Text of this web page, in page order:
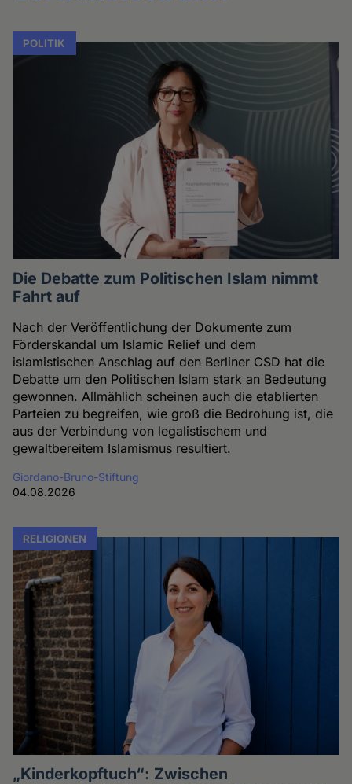
POLITIK
Die Debatte zum Politischen Islam nimmt
Fahrt auf
Nach der Veröffentlichung der Dokumente zum
Förderskandal um Islamic Relief und dem
islamistischen Anschlag auf den Berliner CSD hat die
Debatte um den Politischen Islam stark an Bedeutung
gewonnen. Allmählich scheinen auch die etablierten
Parteien zu begreifen, wie groß die Bedrohung ist, die
aus der Verbindung von legalistischem und
gewaltbereitem Islamismus resultiert.
Giordano-Bruno-Stiftung
04.08.2026
RELIGIONEN
„Kinderkopftuch“: Zwischen